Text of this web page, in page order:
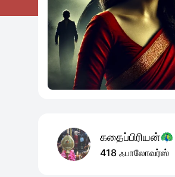
கதைப்பிரியன்🦚
418 ஃபாலோவர்ஸ்